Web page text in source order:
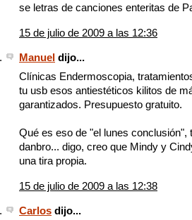
se letras de canciones enteritas de
15 de julio de 2009 a las 12:36
Manuel dijo...
Clínicas Endermoscopia,
tu usb esos antiestéticos kilitos de
garantizados. Presupuesto gratuito.
Qué es eso de "el lunes conclusión",
danbro... digo, creo que Mindy y
una tira propia.
15 de julio de 2009 a las 12:38
Carlos dijo...